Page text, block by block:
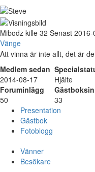
Mibodz kille 32 Senast
Vänge
Att vinna är inte allt, det är
Medlem sedan
2014-08-17
Hjälte
Foruminlägg
50
33
Presentation
Gästbok
Fotoblogg
Vänner
Besökare